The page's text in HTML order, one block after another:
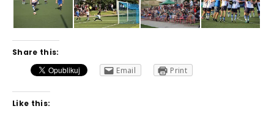
Share this:
Email
Print
Like this: